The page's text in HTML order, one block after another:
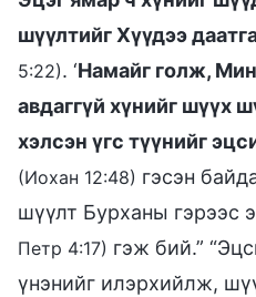
шүүлтийг Хүүдээ
5:22). ‘Намайг голж,
авдаггүй хүнийг шүүх
хэлсэн үгс түүнийг
(Иохан 12:48) гэсэн
шүүлт Бурханы гэрээс
Петр 4:17) гэж бий.”
үнэнийг илэрхийлж,